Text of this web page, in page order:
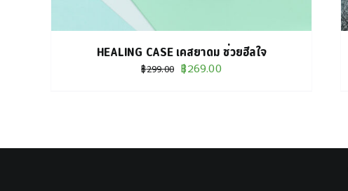
HEALING CASE เคสยาดม ช่วยฮีลใจ
฿299.00 Original
฿269.00Current
MAY
BE
CHOSEN
PAGE